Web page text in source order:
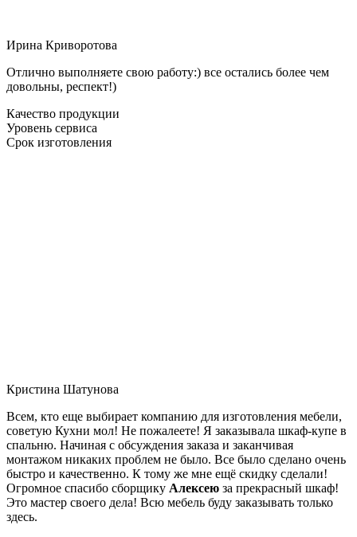
Ирина Криворотова
Отлично выполняете свою работу:) все остались более чем
довольны, респект!)
Качество продукции
Уровень сервиса
Срок изготовления
Кристина Шатунова
Всем, кто еще выбирает компанию для изготовления мебели,
советую Кухни мол! Не пожалеете! Я заказывала шкаф-купе в
спальню. Начиная с обсуждения заказа и заканчивая
монтажом никаких проблем не было. Все было сделано очень
быстро и качественно. К тому же мне ещё скидку сделали!
Огромное спасибо сборщику Алексею за прекрасный шкаф!
Это мастер своего дела! Всю мебель буду заказывать только
здесь.